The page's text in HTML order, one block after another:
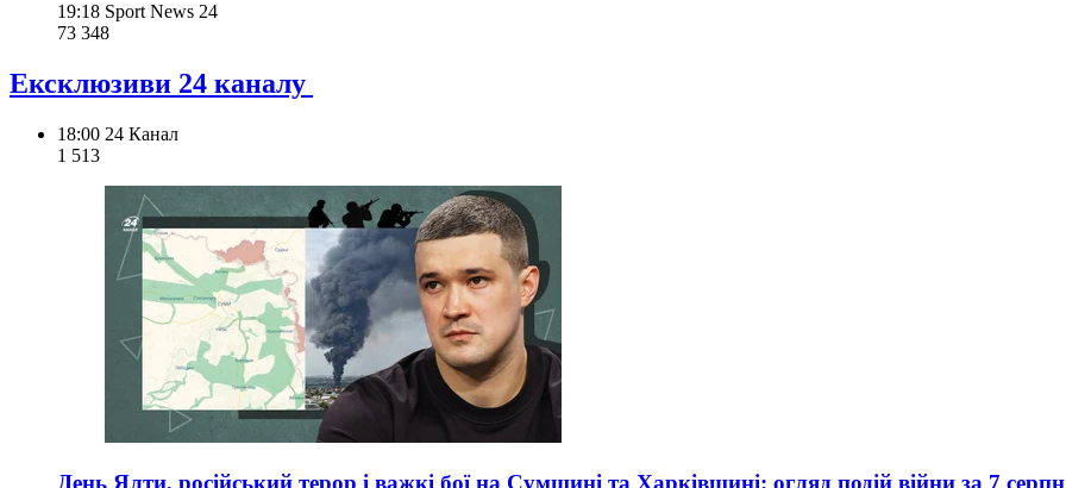
19:18 Sport News 24
73 348
Ексклюзиви 24 каналу
18:00 24 Канал
1 513
День Ялти, російський терор і важкі бої на Сумщині та Харківщині: огляд подій війни за 7